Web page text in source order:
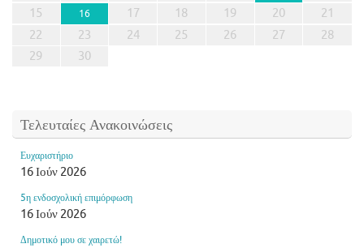
15
16 17 18 19 20
21
22
23 24 25 26 27
28
29
30
Τελευταίες Ανακοινώσεις
Ευχαριστήριο
16 Ιούν 2026
5η ενδοσχολική επιμόρφωση
16 Ιούν 2026
Δημοτικό μου σε χαιρετώ!